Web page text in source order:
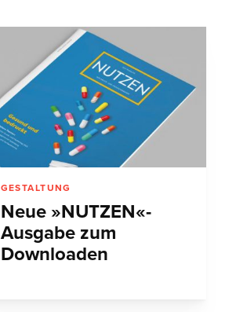
GESTALTUNG
Neue »NUTZEN«-
Ausgabe zum
Downloaden